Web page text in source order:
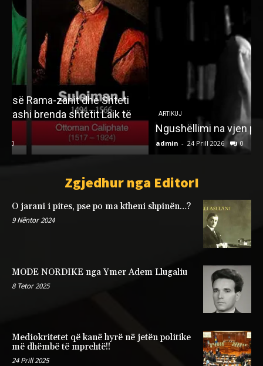
ARTIKUJ
Ngushëllimi na vjen prej jetës së tillë
admin - 24 Prill 2026 0
Zgjedhur nga EditorI
O jarani i pites, pse po ma ktheni shpinën…?
9 Nëntor 2024
MODE NORDIKE nga Ymer Adem Llugaliu
8 Tetor 2025
Mediokritetet që kanë hyrë në jetën politike
më dhëmbë të mprehtë!!
24 Prill 2025